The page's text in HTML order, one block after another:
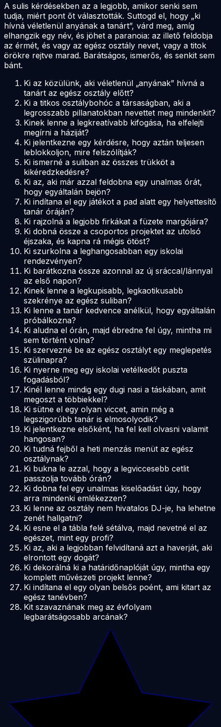
A sulis kérdésekben az a legjobb, amikor senki sem
tudja, miért pont őt választották. Suttogd el, hogy „ki
hívná véletlenül anyának a tanárt”, várd meg, amíg
elhangzik egy név, és jöhet a paranoia: az illető feldobja
az érmét, és vagy az egész osztály nevet, vagy a titok
örökre rejtve marad. Barátságos, ismerős, és senkit sem
bánt.
Ki az közülünk, aki véletlenül „anyának” hívná a
tanárt az egész osztály előtt?
Ki a titkos osztálybohóc a társaságban, aki a
legrosszabb pillanatokban nevettet meg mindenkit?
Kinek lenne a legkreatívabb kifogása, ha elfelejti
megírni a háziját?
Ki jelentkezne egy kérdésre, hogy aztán teljesen
leblokkoljon, mire felszólítják?
Ki ismerné a suliban az összes trükköt a
kikéredzkedésre?
Ki az, aki már azzal feldobna egy unalmas órát,
hogy egyáltalán bejön?
Ki indítana el egy játékot a pad alatt egy helyettesítő
tanár óráján?
Ki rajzolná a legjobb firkákat a füzete margójára?
Ki dobná össze a csoportos projektet az utolsó
éjszaka, és kapna rá mégis ötöst?
Ki szurkolna a leghangosabban egy iskolai
rendezvényen?
Ki barátkozna össze azonnal az új sráccal/lánnyal
az első napon?
Kinek lenne a legkupisabb, legkaotikusabb
szekrénye az egész suliban?
Ki lenne a tanár kedvence anélkül, hogy egyáltalán
próbálkozna?
Ki aludna el órán, majd ébredne fel úgy, mintha mi
sem történt volna?
Ki szervezné be az egész osztályt egy meglepetés
szülinapra?
Ki nyerne meg egy iskolai vetélkedőt puszta
fogadásból?
Kinél lenne mindig egy dugi nasi a táskában, amit
megoszt a többiekkel?
Ki sütne el egy olyan viccet, amin még a
legszigorúbb tanár is elmosolyodik?
Ki jelentkezne elsőként, ha fel kell olvasni valamit
hangosan?
Ki tudná fejből a heti menzás menüt az egész
osztálynak?
Ki bukna le azzal, hogy a legviccesebb cetlit
passzolja tovább órán?
Ki dobna fel egy unalmas kiselőadást úgy, hogy
arra mindenki emlékezzen?
Ki lenne az osztály nem hivatalos DJ-je, ha lehetne
zenét hallgatni?
Ki esne el a tábla felé sétálva, majd nevetné el az
egészet, mint egy profi?
Ki az, aki a legjobban felvidítaná azt a haverját, aki
elrontott egy dogát?
Ki dekorálná ki a határidőnaplóját úgy, mintha egy
komplett művészeti projekt lenne?
Ki indítana el egy olyan belsős poént, ami kitart az
egész tanévben?
Kit szavaznának meg az évfolyam
legbarátságosabb arcának?